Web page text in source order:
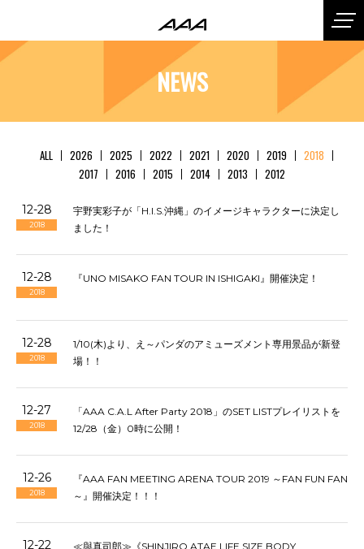
NEWS
ALL 2026 2025 2022 2021 2020 2019
2018
2017
2016 2015 2014 2013 2012
12-28
2018
宇野実彩子が「H.I.S.沖縄」のイメージキャラクターに決定し
ました！
12-28
2018
『UNO MISAKO FAN TOUR IN ISHIGAKI』開催決定！
12-28
2018
1/10(木)より、え～パンダのアミューズメント専用景品が新登
場！！
12-27
2018
「AAA C.A.L After Party 2018」のSET LISTプレイリストを
12/28（金）0時に公開！
12-26
2018
『AAA FAN MEETING ARENA TOUR 2019 ～FAN FUN FAN
～』開催決定！！！
12-22
≪與真司郎≫《SHINJIRO ATAE LIFE SIZE BODY